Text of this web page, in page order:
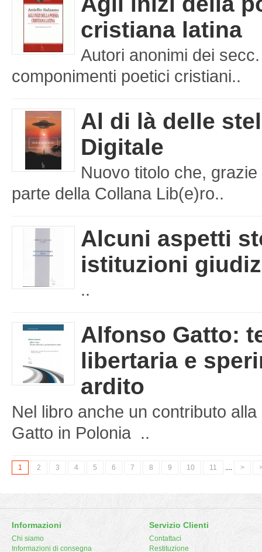
cristiana latina
Autori anonimi dei
componimenti poetici cristiani..
Al di là delle
Digitale
Nuovo titolo che,
parte della Collana Lib(e)ro..
Alcuni aspetti
istituzioni
..
Alfonso Gatto:
libertaria e
ardito
Nel libro anche un contributo
Gatto in Polonia ..
1 2 3 4 5 6 7 8 9 10 11 .... >
Informazioni
Chi siamo
Informazioni di consegna
Servizio Clienti
Contattaci
Restituzione